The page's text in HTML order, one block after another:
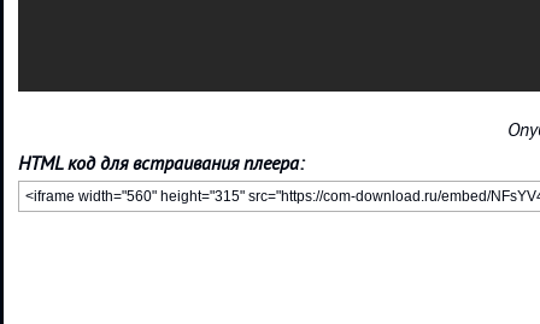
HTML код для встраивания плеера: